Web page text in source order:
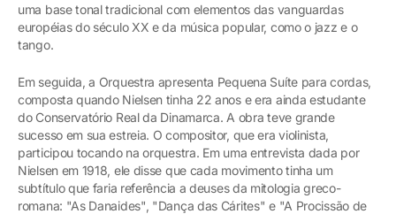
uma base tonal tradicional com elementos das vanguardas
européias do século XX e da música popular, como o jazz e o
tango.
Em seguida, a Orquestra apresenta Pequena Suíte para cordas,
composta quando Nielsen tinha 22 anos e era ainda estudante
do Conservatório Real da Dinamarca. A obra teve grande
sucesso em sua estreia. O compositor, que era violinista,
participou tocando na orquestra. Em uma entrevista dada por
Nielsen em 1918, ele disse que cada movimento tinha um
subtítulo que faria referência a deuses da mitologia greco-
romana: "As Danaides", "Dança das Cárites" e "A Procissão de